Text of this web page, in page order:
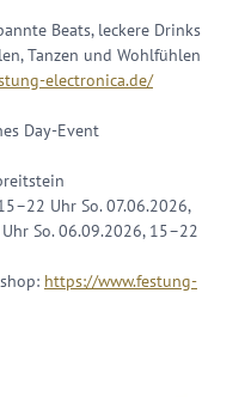
Beats, leckere Drinks
Tanzen und Wohlfühlen
electronica.de/
Day-Event
Uhr So. 07.06.2026,
So. 06.09.2026, 15–22
https://www.festung-